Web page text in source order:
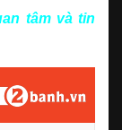
tâm và tin